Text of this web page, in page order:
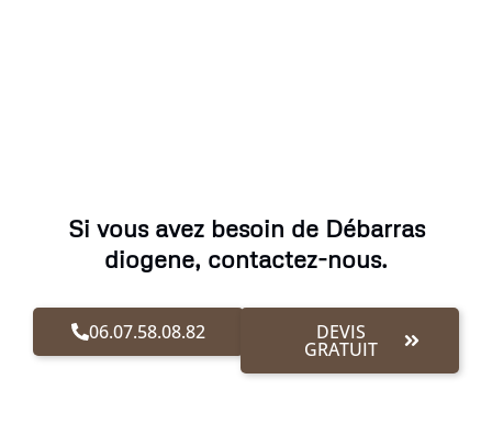
Si vous avez besoin de Débarras
diogene, contactez-nous.
06.07.58.08.82 DEVIS
GRATUIT